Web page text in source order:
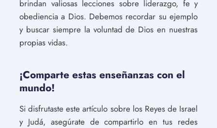
brindan valiosas lecciones sobre liderazgo, fe y
obediencia a Dios. Debemos recordar su ejemplo
y buscar siempre la voluntad de Dios en nuestras
propias vidas.
¡Comparte estas enseñanzas con el
mundo!
Si disfrutaste este artículo sobre los Reyes de Israel
y Judá, asegúrate de compartirlo en tus redes